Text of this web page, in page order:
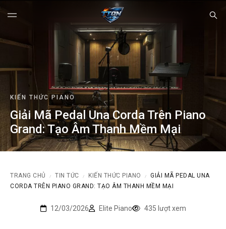
KIẾN THỨC PIANO
Giải Mã Pedal Una Corda Trên Piano
Grand: Tạo Âm Thanh Mềm Mại
TRANG CHỦ / TIN TỨC / KIẾN THỨC PIANO /
GIẢI MÃ PEDAL UNA
CORDA TRÊN PIANO GRAND: TẠO ÂM THANH MỀM MẠI
12/03/2026 Elite Piano 435 lượt xem